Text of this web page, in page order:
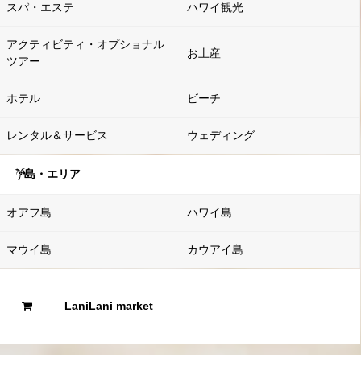
スパ・エステ ハワイ観光
アクティビティ・オプショナル
ツアー
お土産
ホテル ビーチ
レンタル＆サービス ウェディング
島・エリア
オアフ島 ハワイ島
マウイ島 カウアイ島
LaniLani market